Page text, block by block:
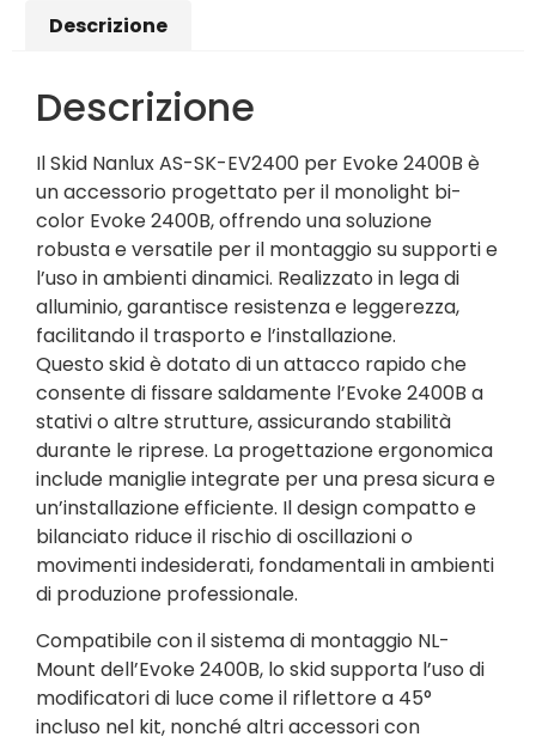
Descrizione
Descrizione
Il Skid Nanlux AS-SK-EV2400 per Evoke 2400B è
un accessorio progettato per il monolight bi-
color Evoke 2400B, offrendo una soluzione
robusta e versatile per il montaggio su supporti e
l’uso in ambienti dinamici. Realizzato in lega di
alluminio, garantisce resistenza e leggerezza,
facilitando il trasporto e l’installazione.
Questo skid è dotato di un attacco rapido che
consente di fissare saldamente l’Evoke 2400B a
stativi o altre strutture, assicurando stabilità
durante le riprese. La progettazione ergonomica
include maniglie integrate per una presa sicura e
un’installazione efficiente. Il design compatto e
bilanciato riduce il rischio di oscillazioni o
movimenti indesiderati, fondamentali in ambienti
di produzione professionale.
Compatibile con il sistema di montaggio NL-
Mount dell’Evoke 2400B, lo skid supporta l’uso di
modificatori di luce come il riflettore a 45°
incluso nel kit, nonché altri accessori con